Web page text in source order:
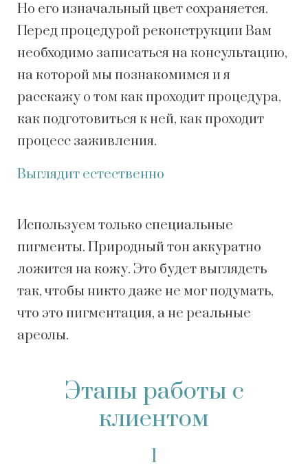
Но его изначальный цвет сохраняется.
Перед процедурой реконструкции Вам
необходимо записаться на консультацию,
на которой мы познакомимся и я
расскажу о том как проходит процедура,
как подготовиться к ней, как проходит
процесс заживления.
Выглядит естественно
Используем только специальные
пигменты. Природный тон аккуратно
ложится на кожу. Это будет выглядеть
так, чтобы никто даже не мог подумать,
что это пигментация, а не реальные
ареолы.
Этапы работы с
клиентом
1